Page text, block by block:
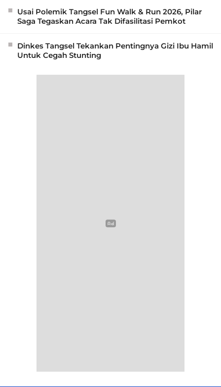
Usai Polemik Tangsel Fun Walk & Run 2026, Pilar
Saga Tegaskan Acara Tak Difasilitasi Pemkot
Dinkes Tangsel Tekankan Pentingnya Gizi Ibu Hamil
Untuk Cegah Stunting